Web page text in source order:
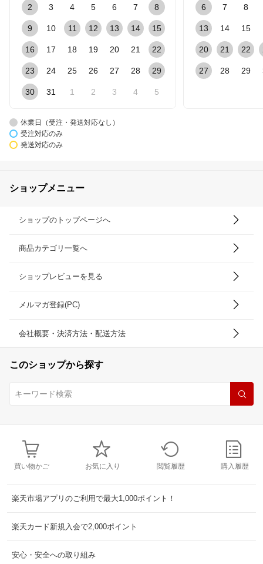
2 3 4 5 6 7 8
9 10 11 12 13 14 15
16 17 18 19 20 21 22
23 24 25 26 27 28 29
30 31 1 2 3 4 5
6 7 8
13 14 15
20 21 22
27 28 29
休業日（受注・発送対応なし）
受注対応のみ
発送対応のみ
ショップメニュー
ショップのトップページへ
商品カテゴリ一覧へ
ショップレビューを見る
メルマガ登録(PC)
会社概要・決済方法・配送方法
このショップから探す
買い物かご お気に入り 閲覧履歴 購入履歴
楽天市場アプリのご利用で最大1,000ポイント！
楽天カード新規入会で2,000ポイント
安心・安全への取り組み